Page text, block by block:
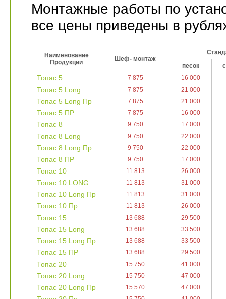
Монтажные работы по
все цены приведены в
Наименование
Продукции
Наименование
Продукции
Шеф- монтаж
Шеф- монтаж
песок
песок
Топас 5 7 875 16 000
Топас 5 Long 7 875 21 000
Топас 5 Long Пр 7 875 21 000
Топас 5 ПР 7 875 16 000
Топас 8 9 750 17 000
Топас 8 Long 9 750 22 000
Топас 8 Long Пр 9 750 22 000
Топас 8 ПР 9 750 17 000
Топас 10 11 813 26 000
Топас 10 LONG 11 813 31 000
Топас 10 Long Пр 11 813 31 000
Топас 10 Пр 11 813 26 000
Топас 15 13 688 29 500
Топас 15 Long 13 688 33 500
Топас 15 Long Пр 13 688 33 500
Топас 15 ПР 13 688 29 500
Топас 20 15 750 41 000
Топас 20 Long 15 750 47 000
Топас 20 Long Пр 15 570 47 000